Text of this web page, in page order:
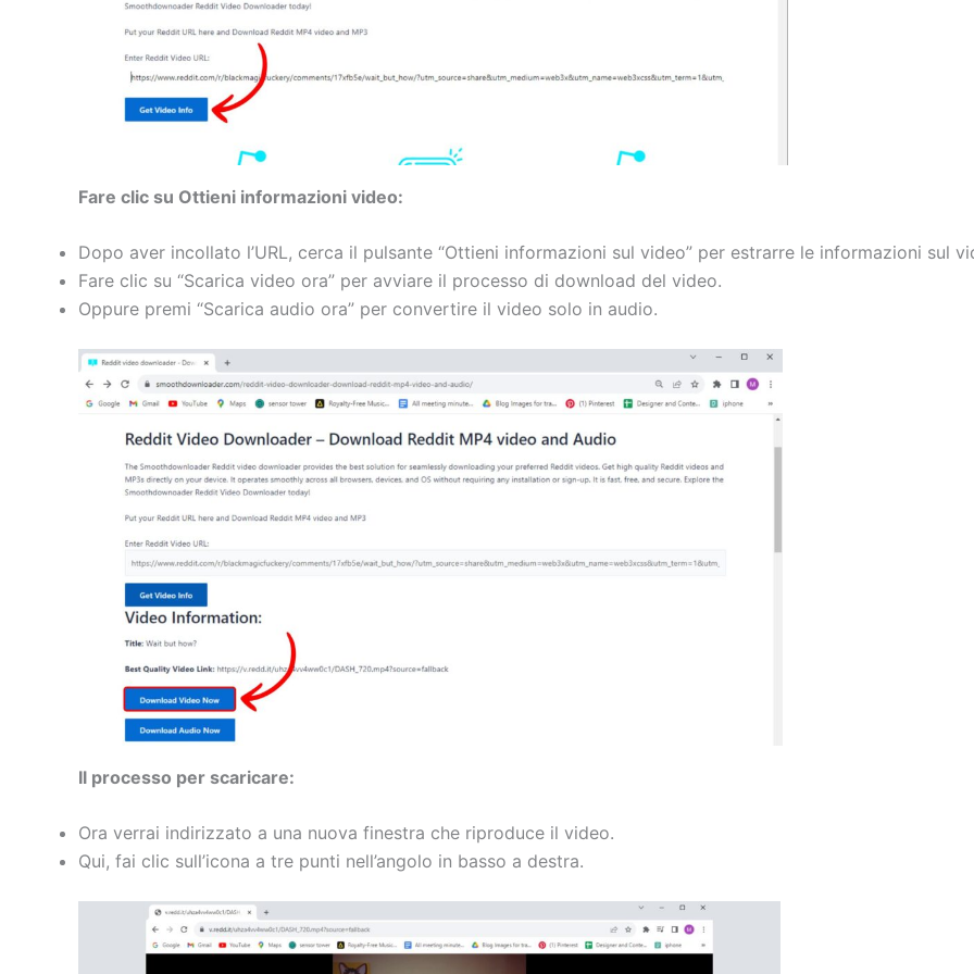
Fare clic su Ottieni informazioni video:
Dopo aver incollato l’URL, cerca il pulsante “Ottieni informazioni sul video” per estrarre le informazioni sul
Fare clic su “Scarica video ora” per avviare il processo di download del video.
Oppure premi “Scarica audio ora” per convertire il video solo in audio.
Il processo per scaricare:
Ora verrai indirizzato a una nuova finestra che riproduce il video.
Qui, fai clic sull’icona a tre punti nell’angolo in basso a destra.